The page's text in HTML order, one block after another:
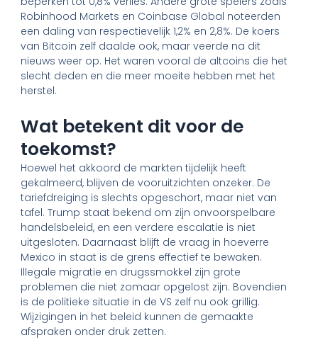
Robinhood Markets en Coinbase Global noteerden
een daling van respectievelijk 1,2% en 2,8%. De koers
van Bitcoin zelf daalde ook, maar veerde na dit
nieuws weer op. Het waren vooral de altcoins die het
slecht deden en die meer moeite hebben met het
herstel.
Wat betekent dit voor de
toekomst?
Hoewel het akkoord de markten tijdelijk heeft
gekalmeerd, blijven de vooruitzichten onzeker. De
tariefdreiging is slechts opgeschort, maar niet van
tafel. Trump staat bekend om zijn onvoorspelbare
handelsbeleid, en een verdere escalatie is niet
uitgesloten. Daarnaast blijft de vraag in hoeverre
Mexico in staat is de grens effectief te bewaken.
Illegale migratie en drugssmokkel zijn grote
problemen die niet zomaar opgelost zijn. Bovendien
is de politieke situatie in de VS zelf nu ook grillig.
Wijzigingen in het beleid kunnen de gemaakte
afspraken onder druk zetten.